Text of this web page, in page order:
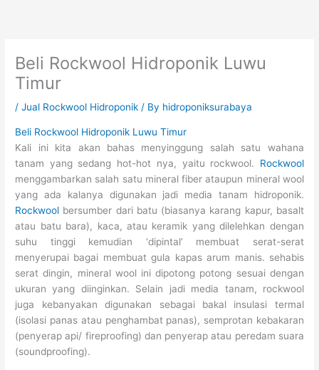
Beli Rockwool Hidroponik Luwu
Timur
/Jual Rockwool Hidroponik / By hidroponiksurabaya
Beli Rockwool Hidroponik Luwu Timur
Kali ini kita akan bahas menyinggung salah satu wahana
tanam yang sedang hot-hot nya, yaitu rockwool. Rockwool
menggambarkan salah satu mineral fiber ataupun mineral wool
yang ada kalanya digunakan jadi media tanam hidroponik.
Rockwool bersumber dari batu (biasanya karang kapur, basalt
atau batu bara), kaca, atau keramik yang dilelehkan dengan
suhu tinggi kemudian ‘dipintal’ membuat serat-serat
menyerupai bagai membuat gula kapas arum manis. sehabis
serat dingin, mineral wool ini dipotong potong sesuai dengan
ukuran yang diinginkan. Selain jadi media tanam, rockwool
juga kebanyakan digunakan sebagai bakal insulasi termal
(isolasi panas atau penghambat panas), semprotan kebakaran
(penyerap api/ fireproofing) dan penyerap atau peredam suara
(soundproofing).